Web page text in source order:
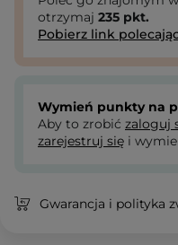
otrzymaj 235 pkt.
Pobierz link
Wymień punkty na
Aby to zrobić zaloguj
zarejestruj się i
Gwarancja i polityka